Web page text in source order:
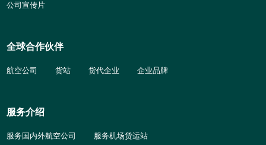
公司宣传片
全球合作伙伴
航空公司 货站 货代企业 企业品牌
服务介绍
服务国内外航空公司 服务机场货运站